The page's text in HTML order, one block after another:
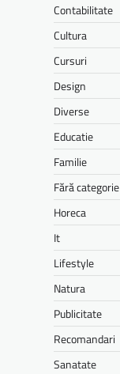
Contabilitate
Cultura
Cursuri
Design
Diverse
Educatie
Familie
Fără categorie
Horeca
It
Lifestyle
Natura
Publicitate
Recomandari
Sanatate